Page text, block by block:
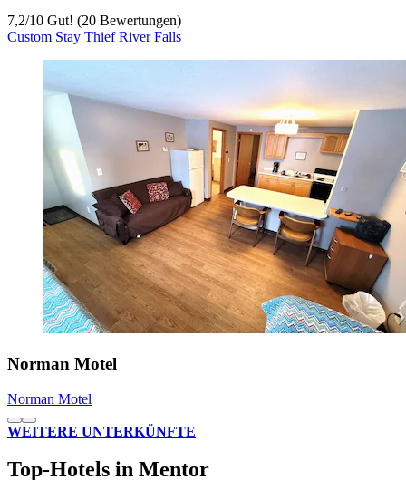
7,2/10 Gut! (20 Bewertungen)
Custom Stay Thief River Falls
Norman Motel
Norman Motel
WEITERE UNTERKÜNFTE
Top-Hotels in Mentor